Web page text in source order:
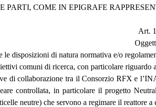
PARTI, COME IN EPIGRAFE
Art. 1
disposizioni di natura normativa e/o
comuni di ricerca, con particolare riguardo
di collaborazione tra il Consorzio RFX e
controllata, in particolare il progetto
neutre) che servono a regimare il reattore a